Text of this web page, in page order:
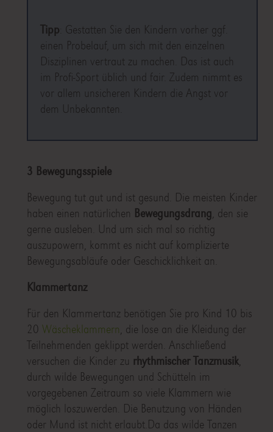
Tipp : Gestatten Sie den Kindern vorher ggf.
einen Probelauf, um sich mit den einzelnen
Disziplinen vertraut zu machen. Das ist auch
im Profi-Sport üblich und fair. Zudem nimmt es
vor allem unsicheren Kindern die Angst vor
dem Unbekannten.
3 Bewegungsspiele
Bewegung tut gut und ist gesund. Die meisten Kinder
haben einen natürlichen Bewegungsdrang , den sie
gerne ausleben. Und um sich mal so richtig
auszupowern, kommt es nicht auf komplizierte
Bewegungsabläufe oder Geschicklichkeit an.
Klammertanz
Für den Klammertanz benötigen Sie pro Kind 10 bis
20 Wäscheklammern , die lose an die Kleidung der
Teilnehmenden geklippt werden. Anschließend
versuchen die Kinder zu rhythmischer Tanzmusik,
durch wilde Bewegungen und Schütteln im
vorgegebenen Zeitraum so viele Klammern wie
möglich loszuwerden. Die Benutzung von Händen
oder Mund ist nicht erlaubt.Da das wilde Tanzen